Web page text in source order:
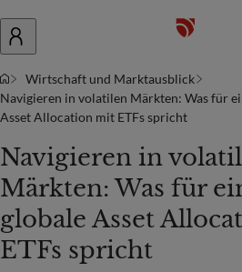
Wirtschaft und Marktausblick
Navigieren in volatilen Märkten: Was für
Asset Allocation mit ETFs spricht
Navigieren in
Märkten: Was für
globale Asset
ETFs spricht